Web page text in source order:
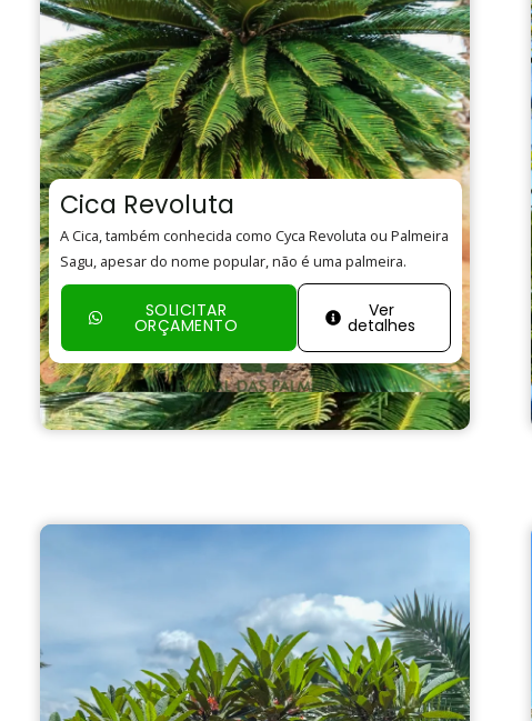
Cica Revoluta
A Cica, também conhecida como Cyca Revoluta ou Palmeira
Sagu, apesar do nome popular, não é uma palmeira.
SOLICITAR
ORÇAMENTO
Ver
detalhes